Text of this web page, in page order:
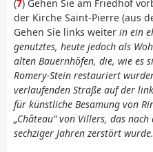
(7) Gehen Sie am Friedhof
der Kirche Saint-Pierre (aus
Gehen Sie links weiter in ein
genutztes, heute jedoch als
alten Bauernhöfen, die, wie es
Romery-Stein restauriert
verlaufenden Straße auf der
für künstliche Besamung von
„Château” von Villers, das
sechziger Jahren zerstört wurde.